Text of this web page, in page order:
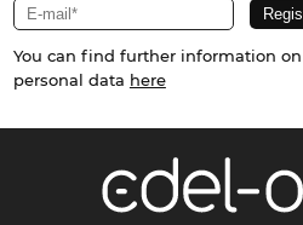
You can find further information
personal data here